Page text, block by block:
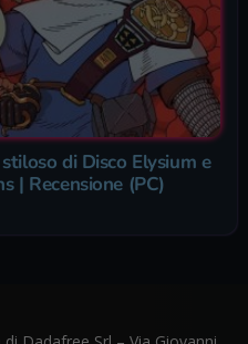
di Disco Elysium e
| Recensione (PC)